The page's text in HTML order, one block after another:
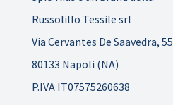
Russolillo Tessile srl
Via Cervantes De Saavedra, 55
80133 Napoli (NA)
P.IVA IT07575260638